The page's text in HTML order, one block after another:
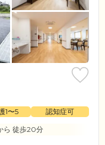
1〜5
認知症可
ら 徒歩20分